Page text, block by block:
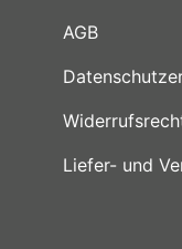
AGB
Liefer- und